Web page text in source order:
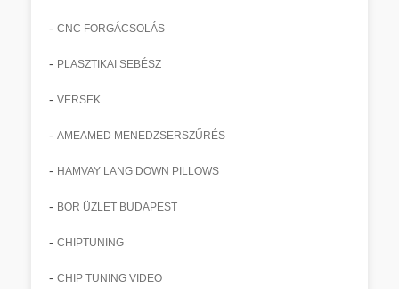
- CNC FORGÁCSOLÁS
- PLASZTIKAI SEBÉSZ
- VERSEK
- AMEAMED MENEDZSERSZŰRÉS
- HAMVAY LANG DOWN PILLOWS
- BOR ÜZLET BUDAPEST
- CHIPTUNING
- CHIP TUNING VIDEO